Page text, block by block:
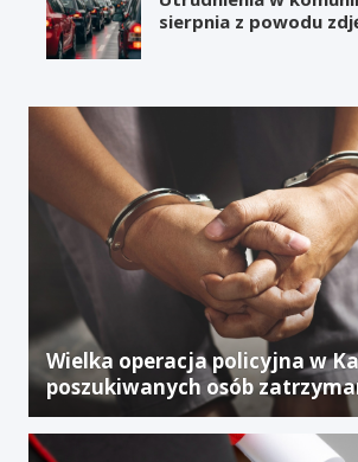
sierpnia z powodu
Wielka operacja policyjna w
poszukiwanych osób